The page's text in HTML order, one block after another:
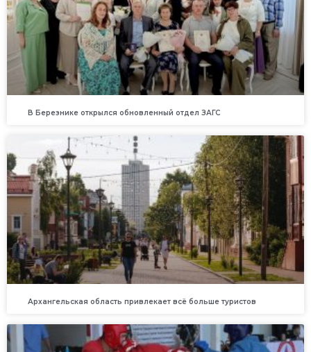
В Березнике открылся обновленный отдел ЗАГС
Архангельская область привлекает всё больше туристов